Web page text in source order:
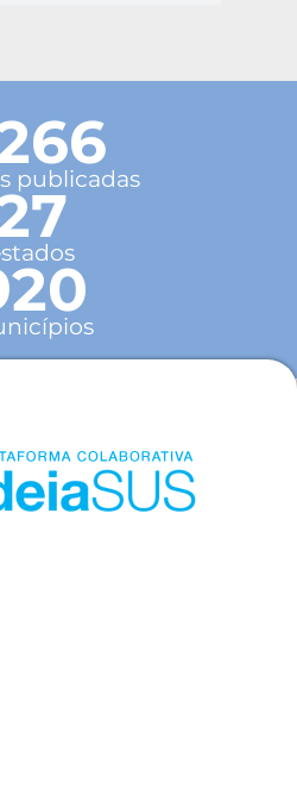
publicadas